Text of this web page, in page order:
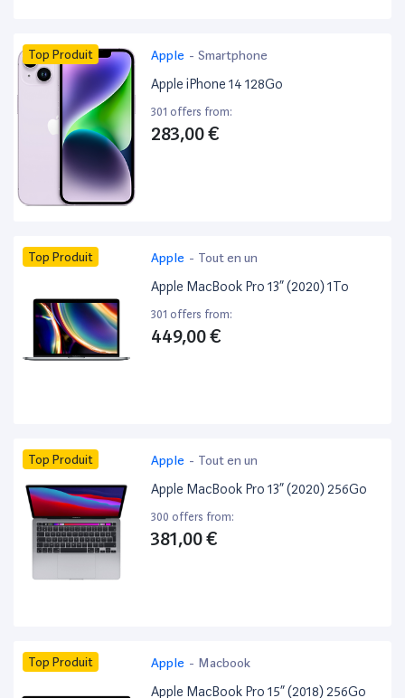
Top Produit Apple - Smartphone
Apple iPhone 14 128Go
301 offers from:
283,00 €
Top Produit Apple - Tout en un
Apple MacBook Pro 13” (2020) 1To
301 offers from:
449,00 €
Top Produit Apple - Tout en un
Apple MacBook Pro 13” (2020) 256Go
300 offers from:
381,00 €
Top Produit Apple - Macbook
Apple MacBook Pro 15” (2018) 256Go